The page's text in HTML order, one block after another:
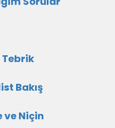
Tebrik
Bakış
ve Niçin